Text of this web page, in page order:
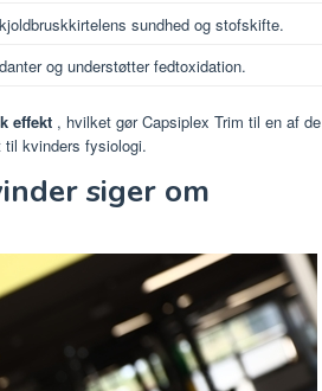
sundhed og stofskifte.
og understøtter fedtoxidation.
effekt , hvilket gør Capsiplex Trim til en af ​​de
til kvinders fysiologi.
siger om